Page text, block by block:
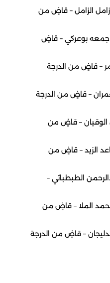
الزامل – قاضٍ من
بوعركي – قاضٍ
– قاضٍ من الدرجة
– قاضٍ من الدرجة
الوقيان – قاضٍ من
الزيد – قاضٍ من
الطبطبائي –
محمد الملا – قاضٍ من
– قاضٍ من الدرجة